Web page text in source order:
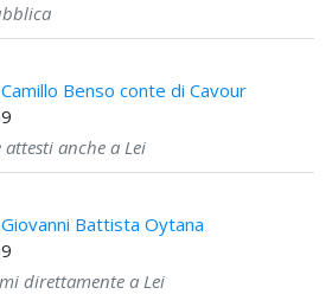
Benso conte di Cavour
anche a Lei
Battista Oytana
direttamente a Lei